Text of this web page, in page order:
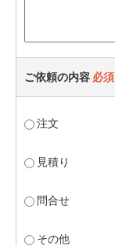
ご依頼の内容 必須
注文
見積り
問合せ
その他